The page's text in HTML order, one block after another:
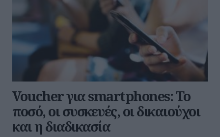
Voucher για smartphones: Το
ποσό, οι συσκευές, οι δικαιούχοι
και η διαδικασία